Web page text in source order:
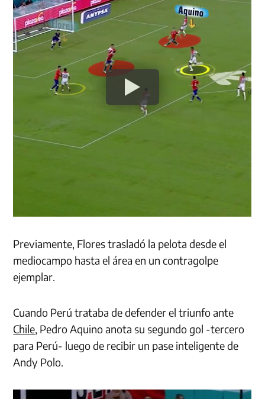
Previamente, Flores trasladó la pelota desde el
mediocampo hasta el área en un contragolpe
ejemplar.
Cuando Perú trataba de defender el triunfo ante
Chile, Pedro Aquino anota su segundo gol -tercero
para Perú- luego de recibir un pase inteligente de
Andy Polo.